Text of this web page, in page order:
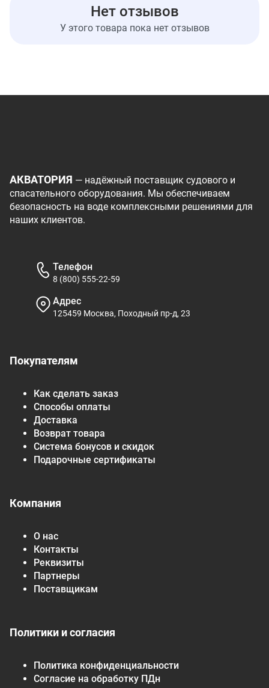
Нет отзывов
У этого товара пока нет отзывов
АКВАТОРИЯ — надёжный поставщик судового и
спасательного оборудования. Мы обеспечиваем
безопасность на воде комплексными решениями для
наших клиентов.
Покупателям
Как сделать заказ
Способы оплаты
Доставка
Возврат товара
Система бонусов и скидок
Подарочные сертификаты
Компания
О нас
Контакты
Реквизиты
Партнеры
Поставщикам
Политики и согласия
Политика конфиденциальности
Согласие на обработку ПДн
Телефон
8 (800) 555-22-59
Адрес
125459 Москва, Походный пр-д, 23